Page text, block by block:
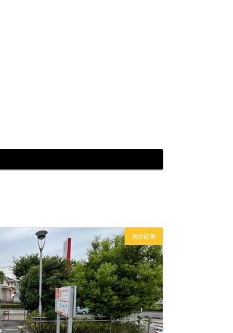
次の記事